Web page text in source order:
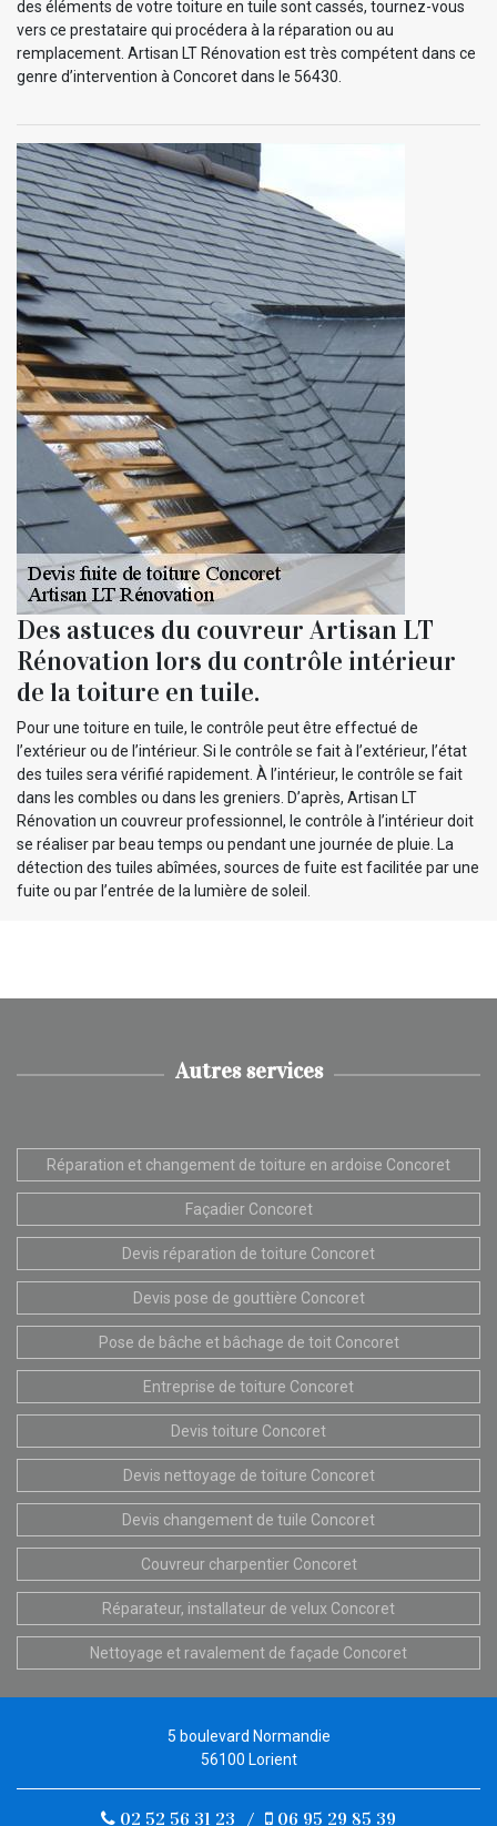
des éléments de votre toiture en tuile sont cassés, tournez-vous
vers ce prestataire qui procédera à la réparation ou au
remplacement. Artisan LT Rénovation est très compétent dans ce
genre d’intervention à Concoret dans le 56430.
Des astuces du couvreur Artisan LT
Rénovation lors du contrôle intérieur
de la toiture en tuile.
Pour une toiture en tuile, le contrôle peut être effectué de
l’extérieur ou de l’intérieur. Si le contrôle se fait à l’extérieur, l’état
des tuiles sera vérifié rapidement. À l’intérieur, le contrôle se fait
dans les combles ou dans les greniers. D’après, Artisan LT
Rénovation un couvreur professionnel, le contrôle à l’intérieur doit
se réaliser par beau temps ou pendant une journée de pluie. La
détection des tuiles abîmées, sources de fuite est facilitée par une
fuite ou par l’entrée de la lumière de soleil.
Autres services
Réparation et changement de toiture en ardoise Concoret
Façadier Concoret
Devis réparation de toiture Concoret
Devis pose de gouttière Concoret
Pose de bâche et bâchage de toit Concoret
Entreprise de toiture Concoret
Devis toiture Concoret
Devis nettoyage de toiture Concoret
Devis changement de tuile Concoret
Couvreur charpentier Concoret
Réparateur, installateur de velux Concoret
Nettoyage et ravalement de façade Concoret
5 boulevard Normandie
56100 Lorient
02 52 56 31 23 / 06 95 29 85 39